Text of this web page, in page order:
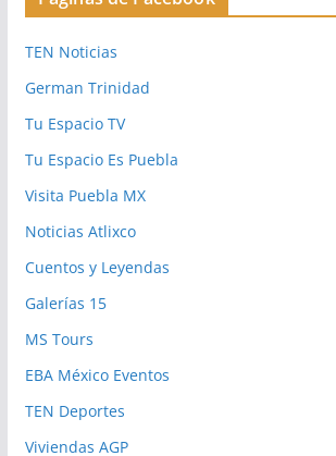
TEN Noticias
German Trinidad
Tu Espacio TV
Tu Espacio Es Puebla
Visita Puebla MX
Noticias Atlixco
Cuentos y Leyendas
Galerías 15
MS Tours
EBA México Eventos
TEN Deportes
Viviendas AGP